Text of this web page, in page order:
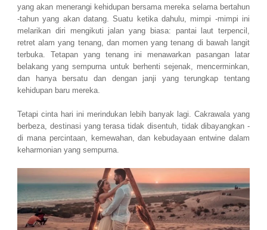
yang akan menerangi kehidupan bersama mereka selama bertahun
-tahun yang akan datang. Suatu ketika dahulu, mimpi -mimpi ini
melarikan diri mengikuti jalan yang biasa: pantai laut terpencil,
retret alam yang tenang, dan momen yang tenang di bawah langit
terbuka. Tetapan yang tenang ini menawarkan pasangan latar
belakang yang sempurna untuk berhenti sejenak, mencerminkan,
dan hanya bersatu dan dengan janji yang terungkap tentang
kehidupan baru mereka.
Tetapi cinta hari ini merindukan lebih banyak lagi. Cakrawala yang
berbeza, destinasi yang terasa tidak disentuh, tidak dibayangkan -
di mana percintaan, kemewahan, dan kebudayaan entwine dalam
keharmonian yang sempurna.